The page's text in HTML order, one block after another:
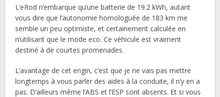
L’eRod n’embarque qu’une batterie de 19.2 kWh, autant
vous dire que l’autonomie homologuée de 183 km me
semble un peu optimiste, et certainement calculée en
n’utilisant que le mode eco. Ce véhicule est vraiment
destiné à de courtes promenades.
L’avantage de cet engin, c’est que je ne vais pas mettre
longtemps à vous parler des aides à la conduite, il n’y en a
pas. D’ailleurs même l’ABS et l’ESP sont absents. Et si vous